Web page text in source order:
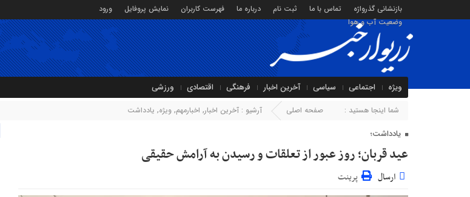
بازنشانی گذرواژه تماس با ما ثبت نام درباره ما فهرست کاربران نمایش پروفایل
ورود
وضعیت آب و هوا
ویژه اجتماعی سیاسی آخرین اخبار فرهنگی اقتصادی ورزشی
شما اینجا هستید : صفحه اصلی آرشیو : آخرین اخبار, اخبارمهم, ویژه, یادداشت
یادداشت؛
عید قربان؛ روز عبور از تعلقات و رسیدن به آرامش حقیقی
ارسال پرینت